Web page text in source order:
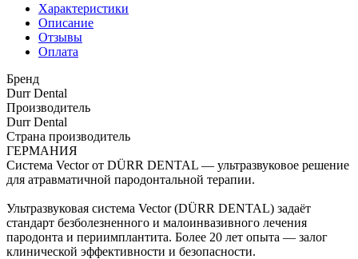
Характеристики
Описание
Отзывы
Оплата
Бренд
Durr Dental
Производитель
Durr Dental
Страна производитель
ГЕРМАНИЯ
Система Vector от DÜRR DENTAL — ультразвуковое решение
для атравматичной пародонтальной терапии.
Ультразвуковая система Vector (DÜRR DENTAL) задаёт
стандарт безболезненного и малоинвазивного лечения
пародонта и периимплантита. Более 20 лет опыта — залог
клинической эффективности и безопасности.